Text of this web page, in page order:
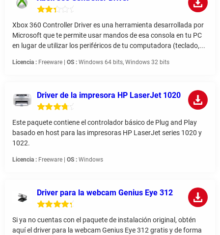
Xbox 360 Controller Driver es una herramienta desarrollada por
Microsoft que te permite usar mandos de esa consola en tu PC
en lugar de utilizar los periféricos de tu computadora (teclado,...
Licencia : Freeware | OS : Windows 64 bits, Windows 32 bits
Driver de la impresora HP LaserJet 1020
Este paquete contiene el controlador básico de Plug and Play
basado en host para las impresoras HP LaserJet series 1020 y
1022.
Licencia : Freeware | OS : Windows
Driver para la webcam Genius Eye 312
Si ya no cuentas con el paquete de instalación original, obtén
aquí el driver para la webcam Genius Eye 312 gratis y de forma